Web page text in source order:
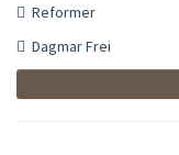
Reformer
Dagmar Frei